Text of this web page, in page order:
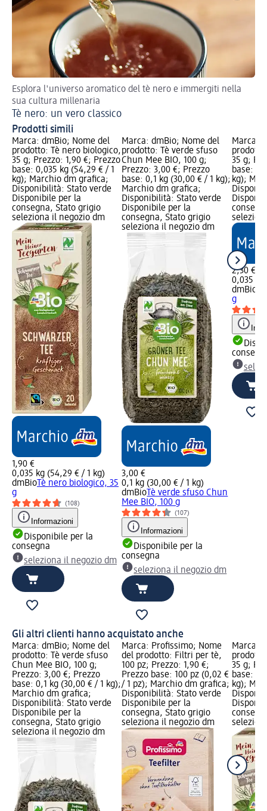
Esplora l'universo aromatico del tè nero e immergiti nella
sua cultura millenaria
Tè nero: un vero classico
Prodotti simili
Marca: dmBio; Nome del
prodotto: Tè nero biologico,
35 g; Prezzo: 1,90 €; Prezzo
base: 0,035 kg (54,29 € / 1
kg); Marchio dm grafica;
Disponibilità: Stato verde
Disponibile per la
consegna, Stato grigio
seleziona il negozio dm
1,90 €
0,035 kg (54,29 € / 1 kg)
dmBio Tè nero biologico, 35
g
(108)
Informazioni
Disponibile per la
consegna
seleziona il negozio dm
Marca: dmBio; Nome del
prodotto: Tè verde sfuso
Chun Mee BIO, 100 g;
Prezzo: 3,00 €; Prezzo
base: 0,1 kg (30,00 € / 1 kg);
Marchio dm grafica;
Disponibilità: Stato verde
Disponibile per la
consegna, Stato grigio
seleziona il negozio dm
3,00 €
0,1 kg (30,00 € / 1 kg)
dmBio Tè verde sfuso Chun
Mee BIO, 100 g
(107)
Informazioni
Disponibile per la
consegna
seleziona il negozio dm
Marca:
35 g;
base:
kg);
2,30 €
0,035 kg
dmBio
g
Gli altri clienti hanno acquistato anche
Marca: dmBio; Nome del
prodotto: Tè verde sfuso
Chun Mee BIO, 100 g;
Prezzo: 3,00 €; Prezzo
base: 0,1 kg (30,00 € / 1 kg);
Marchio dm grafica;
Disponibilità: Stato verde
Disponibile per la
consegna, Stato grigio
seleziona il negozio dm
Marca: Profissimo; Nome
del prodotto: Filtri per tè,
100 pz; Prezzo: 1,90 €;
Prezzo base: 100 pz (0,02 €
/ 1 pz); Marchio dm grafica;
Disponibilità: Stato verde
Disponibile per la
consegna, Stato grigio
seleziona il negozio dm
Marca:
35 g;
base:
kg);